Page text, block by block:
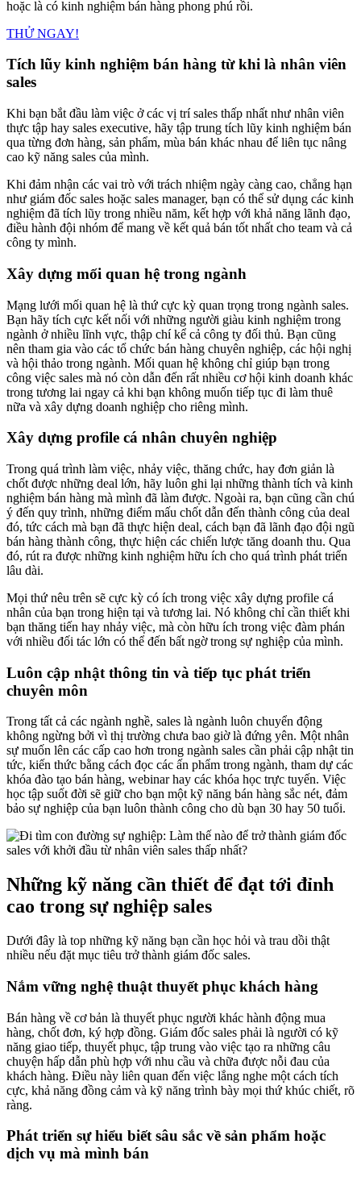
hoặc là có kinh nghiệm bán hàng phong phú rồi.
THỬ NGAY!
Tích lũy kinh nghiệm bán hàng từ khi là nhân viên
sales
Khi bạn bắt đầu làm việc ở các vị trí sales thấp nhất như nhân viên
thực tập hay sales executive, hãy tập trung tích lũy kinh nghiệm bán
qua từng đơn hàng, sản phẩm, mùa bán khác nhau để liên tục nâng
cao kỹ năng sales của mình.
Khi đảm nhận các vai trò với trách nhiệm ngày càng cao, chẳng hạn
như giám đốc sales hoặc sales manager, bạn có thể sử dụng các kinh
nghiệm đã tích lũy trong nhiều năm, kết hợp với khả năng lãnh đạo,
điều hành đội nhóm để mang về kết quả bán tốt nhất cho team và cả
công ty mình.
Xây dựng mối quan hệ trong ngành
Mạng lưới mối quan hệ là thứ cực kỳ quan trọng trong ngành sales.
Bạn hãy tích cực kết nối với những người giàu kinh nghiệm trong
ngành ở nhiều lĩnh vực, thập chí kể cả công ty đối thủ. Bạn cũng
nên tham gia vào các tổ chức bán hàng chuyên nghiệp, các hội nghị
và hội thảo trong ngành. Mối quan hệ không chỉ giúp bạn trong
công việc sales mà nó còn dẫn đến rất nhiều cơ hội kinh doanh khác
trong tương lai ngay cả khi bạn không muốn tiếp tục đi làm thuê
nữa và xây dựng doanh nghiệp cho riêng mình.
Xây dựng profile cá nhân chuyên nghiệp
Trong quá trình làm việc, nhảy việc, thăng chức, hay đơn giản là
chốt được những deal lớn, hãy luôn ghi lại những thành tích và kinh
nghiệm bán hàng mà mình đã làm được. Ngoài ra, bạn cũng cần chú
ý đến quy trình, những điểm mấu chốt dẫn đến thành công của deal
đó, tức cách mà bạn đã thực hiện deal, cách bạn đã lãnh đạo đội ngũ
bán hàng thành công, thực hiện các chiến lược tăng doanh thu. Qua
đó, rút ra được những kinh nghiệm hữu ích cho quá trình phát triển
lâu dài.
Mọi thứ nêu trên sẽ cực kỳ có ích trong việc xây dựng profile cá
nhân của bạn trong hiện tại và tương lai. Nó không chỉ cần thiết khi
bạn thăng tiến hay nhảy việc, mà còn hữu ích trong việc đàm phán
với nhiều đối tác lớn có thể đến bất ngờ trong sự nghiệp của mình.
Luôn cập nhật thông tin và tiếp tục phát triển
chuyên môn
Trong tất cả các ngành nghề, sales là ngành luôn chuyển động
không ngừng bởi vì thị trường chưa bao giờ là đứng yên. Một nhân
sự muốn lên các cấp cao hơn trong ngành sales cần phải cập nhật tin
tức, kiến thức bằng cách đọc các ấn phẩm trong ngành, tham dự các
khóa đào tạo bán hàng, webinar hay các khóa học trực tuyến. Việc
học tập suốt đời sẽ giữ cho bạn một kỹ năng bán hàng sắc nét, đảm
bảo sự nghiệp của bạn luôn thành công cho dù bạn 30 hay 50 tuổi.
Những kỹ năng cần thiết để đạt tới đỉnh
cao trong sự nghiệp sales
Dưới đây là top những kỹ năng bạn cần học hỏi và trau dồi thật
nhiều nếu đặt mục tiêu trở thành giám đốc sales.
Nắm vững nghệ thuật thuyết phục khách hàng
Bán hàng về cơ bản là thuyết phục người khác hành động mua
hàng, chốt đơn, ký hợp đồng. Giám đốc sales phải là người có kỹ
năng giao tiếp, thuyết phục, tập trung vào việc tạo ra những câu
chuyện hấp dẫn phù hợp với nhu cầu và chữa được nỗi đau của
khách hàng. Điều này liên quan đến việc lắng nghe một cách tích
cực, khả năng đồng cảm và kỹ năng trình bày mọi thứ khúc chiết, rõ
ràng.
Phát triển sự hiểu biết sâu sắc về sản phẩm hoặc
dịch vụ mà mình bán